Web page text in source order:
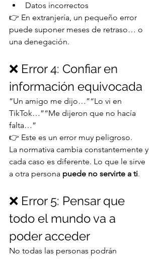
Datos incorrectos
👉 En extranjería, un pequeño error
puede suponer meses de retraso… o
una denegación.
❌ Error 4: Confiar en
información equivocada
“Un amigo me dijo…”“Lo vi en
TikTok…”“Me dijeron que no hacía
falta…”
👉 Este es un error muy peligroso.
La normativa cambia constantemente y
cada caso es diferente. Lo que le sirve
a otra persona puede no servirte a ti.
❌ Error 5: Pensar que
todo el mundo va a
poder acceder
No todas las personas podrán